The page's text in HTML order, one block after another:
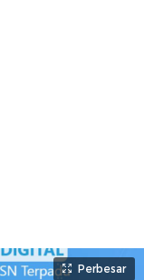
Perbesar